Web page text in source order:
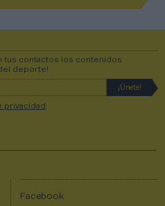
tus contactos los contenidos
deporte!
privacidad
Facebook